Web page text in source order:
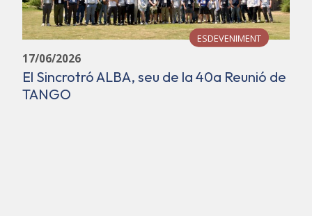
ESDEVENIMENT
17/06/2026
El Sincrotró ALBA, seu de la 40a Reunió de
TANGO